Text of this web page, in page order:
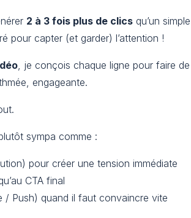
2 à 3 fois plus de clics qu’un
pour capter (et garder) l’attention !
, je conçois chaque ligne pour faire
engageante.
sympa comme :
pour créer une tension immédiate
CTA final
/ Push) quand il faut convaincre vite